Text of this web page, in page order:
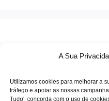
A Sua
Utilizamos cookies para melhorar a
tráfego e apoiar as nossas
Tudo', concorda com o uso de